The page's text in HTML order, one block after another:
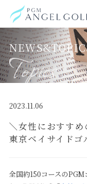
2023.11.06
＼女性におすす
東京ベイサイドゴ
全国約150コースの